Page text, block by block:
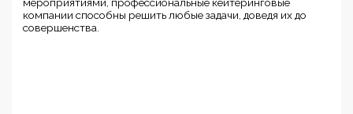
компании способны решить любые задачи, доведя их до
совершенства.